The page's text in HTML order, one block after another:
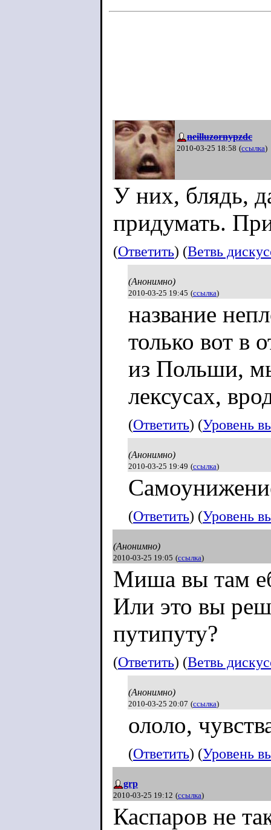
neilluzornypzdc
2010-03-25 18:58 (ссылка)
У них, блядь,
придумать.
(Ответить) (Ветвь
(Анонимно)
2010-03-25 19:45 (ссылка)
название
только вот в
из Польши,
лексусах,
(Ответить) (Уровень
(Анонимно)
2010-03-25 19:49 (ссылка)
(Ответить) (Уровень
(Анонимно)
2010-03-25 19:05 (ссылка)
Миша вы там
Или это вы
путипуту?
(Ответить) (Ветвь
(Анонимно)
2010-03-25 20:07 (ссылка)
ололо,
(Ответить) (Уровень
grp
2010-03-25 19:12 (ссылка)
Каспаров не